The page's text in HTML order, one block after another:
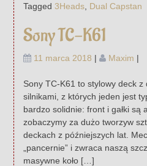
Tagged3Heads Dual Capstan
Sony TC-K61
11 marca 2018 | Maxim |
Sony TC-K61 to stylowy deck z
silnikami, z których jeden jest
bardzo solidnie: front i gałki są
zobaczymy za dużo tworzyw
deckach z późniejszych lat.
„pancernie” i zwraca naszą
masywne koło […]